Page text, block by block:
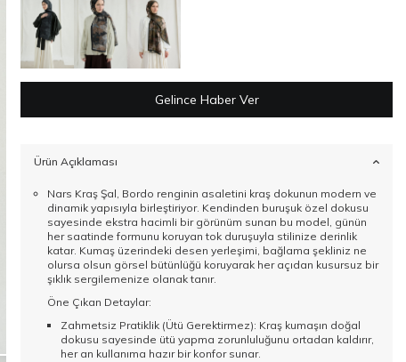
Gelince Haber Ver
Ürün Açıklaması
Nars Kraş Şal, Bordo renginin asaletini kraş dokunun modern ve
dinamik yapısıyla birleştiriyor. Kendinden buruşuk özel dokusu
sayesinde ekstra hacimli bir görünüm sunan bu model, günün
her saatinde formunu koruyan tok duruşuyla stilinize derinlik
katar. Kumaş üzerindeki desen yerleşimi, bağlama şekliniz ne
olursa olsun görsel bütünlüğü koruyarak her açıdan kusursuz bir
şıklık sergilemenize olanak tanır.
Öne Çıkan Detaylar:
Zahmetsiz Pratiklik (Ütü Gerektirmez): Kraş kumaşın doğal
dokusu sayesinde ütü yapma zorunluluğunu ortadan kaldırır,
her an kullanıma hazır bir konfor sunar.